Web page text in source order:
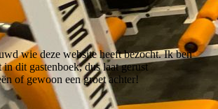
wie deze website heeft bezocht. Ik ben
dit gastenboek, dus laat gerust
of gewoon een groet achter!